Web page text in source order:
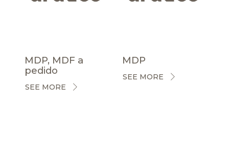
MDP, MDF a
pedido
SEE MORE
MDP
SEE MORE